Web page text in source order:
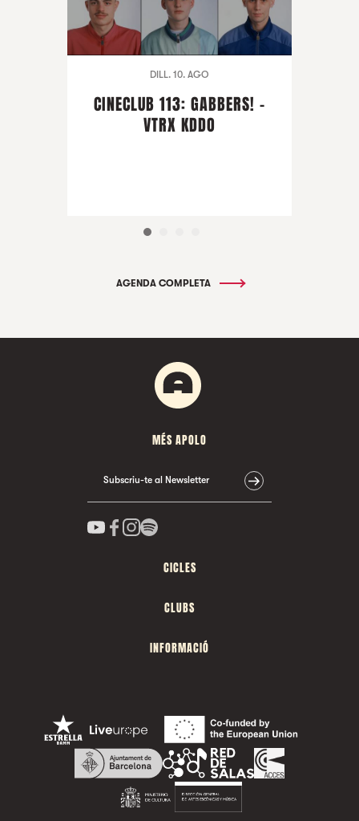
DILL. 10. AGO
CINECLUB 113: GABBERS! -
VTRX KDDO
AGENDA COMPLETA
MÉS APOLO
Subscriu-te al Newsletter
CICLES
CLUBS
INFORMACIÓ